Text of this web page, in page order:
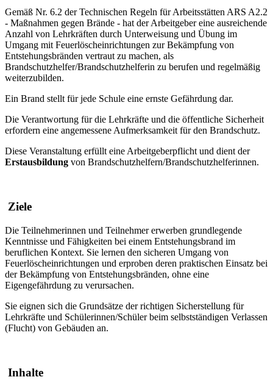
Gemäß Nr. 6.2 der Technischen Regeln für Arbeitsstätten ARS A2.2
- Maßnahmen gegen Brände - hat der Arbeitgeber eine ausreichende
Anzahl von Lehrkräften durch Unterweisung und Übung im
Umgang mit Feuerlöscheinrichtungen zur Bekämpfung von
Entstehungsbränden vertraut zu machen, als
Brandschutzhelfer/Brandschutzhelferin zu berufen und regelmäßig
weiterzubilden.
Ein Brand stellt für jede Schule eine ernste Gefährdung dar.
Die Verantwortung für die Lehrkräfte und die öffentliche Sicherheit
erfordern eine angemessene Aufmerksamkeit für den Brandschutz.
Diese Veranstaltung erfüllt eine Arbeitgeberpflicht und dient der
Erstausbildung von Brandschutzhelfern/Brandschutzhelferinnen.
Ziele
Die Teilnehmerinnen und Teilnehmer erwerben grundlegende
Kenntnisse und Fähigkeiten bei einem Entstehungsbrand im
beruflichen Kontext. Sie lernen den sicheren Umgang von
Feuerlöscheinrichtungen und erproben deren praktischen Einsatz bei
der Bekämpfung von Entstehungsbränden, ohne eine
Eigengefährdung zu verursachen.
Sie eignen sich die Grundsätze der richtigen Sicherstellung für
Lehrkräfte und Schülerinnen/Schüler beim selbstständigen Verlassen
(Flucht) von Gebäuden an.
Inhalte